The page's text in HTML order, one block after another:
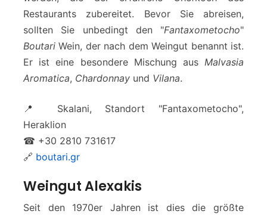
Restaurants zubereitet. Bevor Sie abreisen,
sollten Sie unbedingt den "Fantaxometocho"
Boutari Wein, der nach dem Weingut benannt ist.
Er ist eine besondere Mischung aus Malvasia
Aromatica, Chardonnay und Vilana.
📍 Skalani, Standort "Fantaxometocho",
Heraklion
☎ +30 2810 731617
🔗 boutari.gr
Weingut Alexakis
Seit den 1970er Jahren ist dies die größte